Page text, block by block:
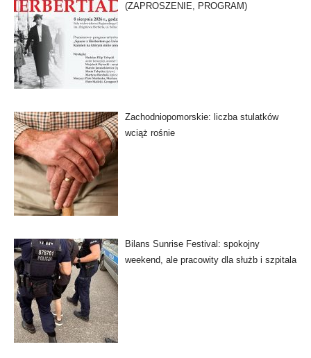
(ZAPROSZENIE, PROGRAM)
Zachodniopomorskie: liczba stulatków
wciąż rośnie
Bilans Sunrise Festival: spokojny
weekend, ale pracowity dla służb i szpitala